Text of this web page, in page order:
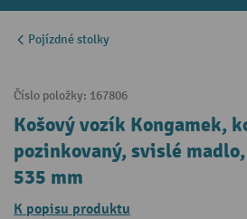
Pojízdné stolky
Číslo položky: 167806
Košový vozík Kongamek,
pozinkovaný, svislé
535 mm
K popisu produktu